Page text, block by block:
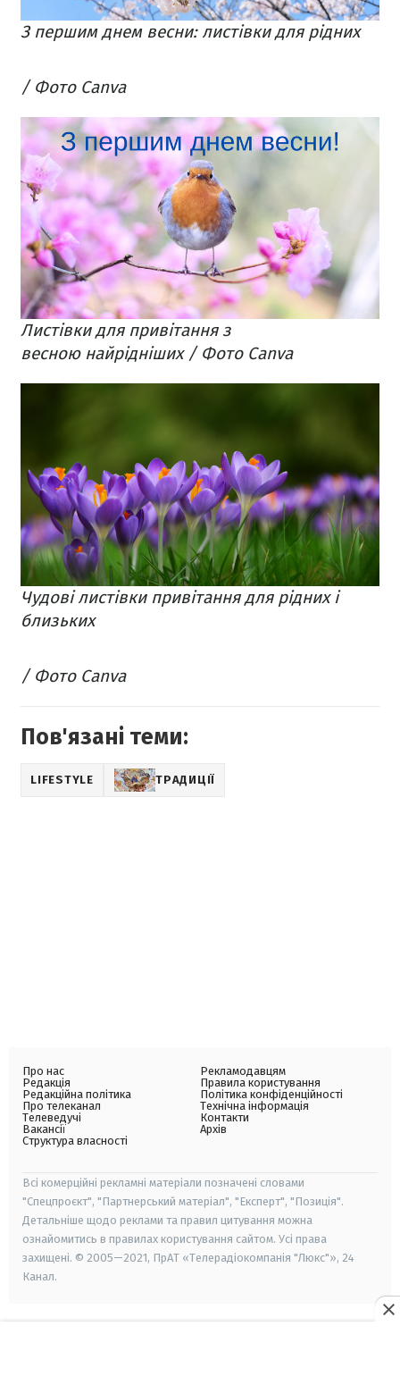
З першим днем весни: листівки для рідних
/ Фото Canva
Листівки для привітання з
весною найрідніших / Фото Canva
Чудові листівки привітання для рідних і
близьких
/ Фото Canva
Пов'язані теми:
LIFESTYLE ТРАДИЦІЇ
Про нас
Редакція
Редакційна політика
Про телеканал
Телеведучі
Вакансії
Структура власності
Рекламодавцям
Правила користування
Політика конфіденційності
Технічна інформація
Контакти
Архів
Всі комерційні рекламні матеріали позначені словами
"Спецпроєкт", "Партнерський матеріал", "Експерт", "Позиція".
Детальніше щодо реклами та правил цитування можна
ознайомитись в правилах користування сайтом. Усі права
захищені. © 2005—2021, ПрАТ «Телерадіокомпанія "Люкс"», 24
Канал.